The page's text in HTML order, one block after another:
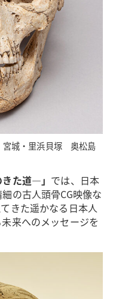
宮城・里浜貝塚 奥松島
た道―」 では、日本
の古人頭骨CG映像な
きた遥かなる日本人
来へのメッセージを